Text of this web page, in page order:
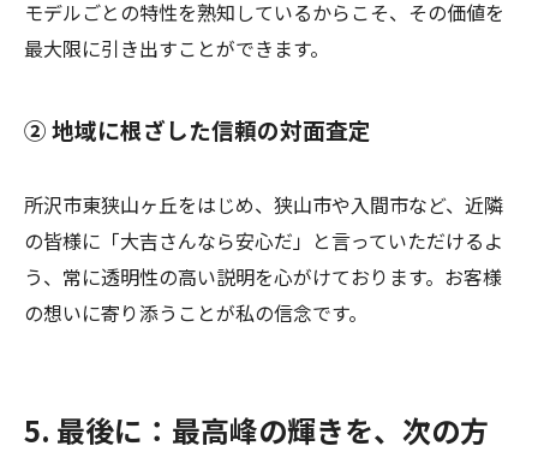
モデルごとの特性を熟知しているからこそ、その価値を
最大限に引き出すことができます。
② 地域に根ざした信頼の対面査定
所沢市東狭山ヶ丘をはじめ、狭山市や入間市など、近隣
の皆様に「大吉さんなら安心だ」と言っていただけるよ
う、常に透明性の高い説明を心がけております。お客様
の想いに寄り添うことが私の信念です。
5. 最後に：最高峰の輝きを、次の方